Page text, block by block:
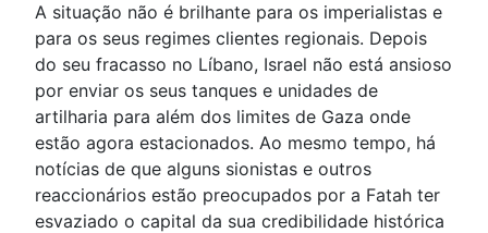
A situação não é brilhante para os imperialistas e
para os seus regimes clientes regionais. Depois
do seu fracasso no Líbano, Israel não está ansioso
por enviar os seus tanques e unidades de
artilharia para além dos limites de Gaza onde
estão agora estacionados. Ao mesmo tempo, há
notícias de que alguns sionistas e outros
reaccionários estão preocupados por a Fatah ter
esvaziado o capital da sua credibilidade histórica